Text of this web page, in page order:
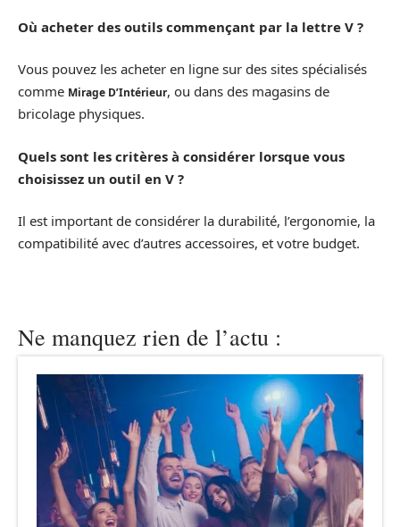
Où acheter des outils commençant par la lettre V ?
Vous pouvez les acheter en ligne sur des sites spécialisés
comme Mirage D’Intérieur, ou dans des magasins de
bricolage physiques.
Quels sont les critères à considérer lorsque vous
choisissez un outil en V ?
Il est important de considérer la durabilité, l’ergonomie, la
compatibilité avec d’autres accessoires, et votre budget.
Ne manquez rien de l’actu :